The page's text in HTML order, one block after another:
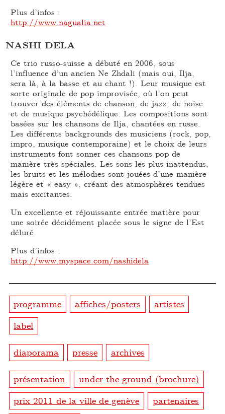
Plus d’infos :
http://www.nagualia.net
NASHI DELA
Ce trio russo-suisse a débuté en 2006, sous
l’influence d’un ancien Ne Zhdali (mais oui, Ilja,
sera là, à la basse et au chant !). Leur musique est
sorte originale de pop improvisée, où l’on peut
trouver des éléments de chanson, de jazz, de noise
et de musique psychédélique. Les compositions sont
basées sur les chansons de Ilja, chantées en russe.
Les différents backgrounds des musiciens (rock, pop,
impro, musique contemporaine) et le choix de leurs
instruments font sonner ces chansons pop de
manière très spéciales. Les sons les plus inattendus,
les bruits et les mélodies sont jouées d’une manière
légère et « easy », créant des atmosphères tendues
mais excitantes.
Un excellente et réjouissante entrée matière pour
une soirée décidément placée sous le signe de l’Est
déluré.
Plus d’infos :
http://www.myspace.com/nashidela
programme affiches/posters
artistes
label
diaporama presse archives
présentation
under the ground (brochure)
prix 2011 de la ville de genève
partenaires